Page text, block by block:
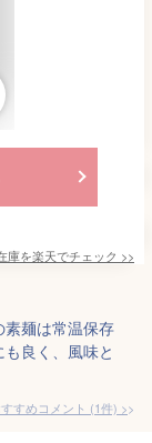
庫を楽天でチェック >>
素麺は常温保存
良く、風味と
すめコメント (1件) >